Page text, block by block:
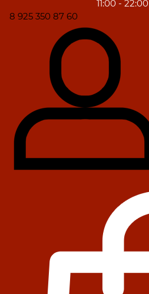
11:00 - 22:00
8 925 350 87 60